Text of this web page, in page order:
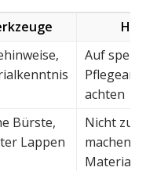
Auf
achten
Bürste,
Lappen
Nicht zu
machen,